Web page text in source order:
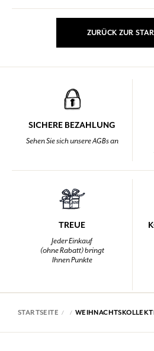
ZURÜCK ZUR
SICHERE BEZAHLUNG
Sehen Sie sich unsere AGBs an
TREUE
Jeder Einkauf
(ohne Rabatt) bringt
Ihnen Punkte
STARTSEITE